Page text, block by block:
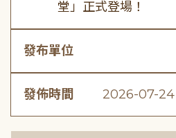
堂」正式登場！
發布單位
發佈時間 2026-07-24